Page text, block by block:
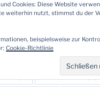
Brainstorming(3)
(3) Finanzen(3)
Homiletik(22)
Konfirmation(4)
Cookies: Diese Website
weiterhin nutzt, stimmst du der
beispielsweise zur
Cookie-Richtlinie